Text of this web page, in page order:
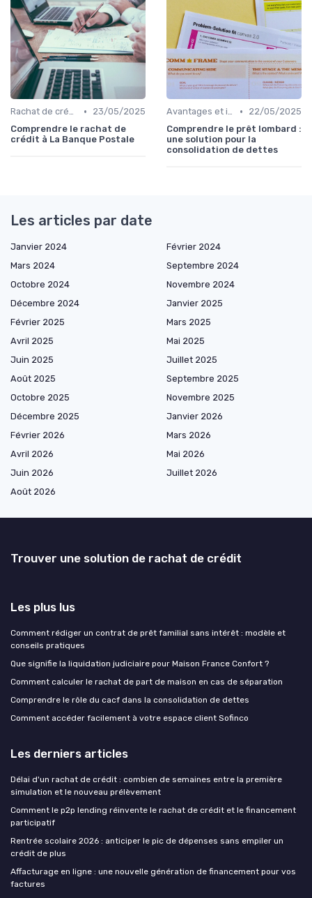
Rachat de crédit immobilier •
23/05/2025
Comprendre le rachat de
crédit à La Banque Postale
Avantages et inconvénients •
22/05/2025
Comprendre le prêt lombard :
une solution pour la
consolidation de dettes
Les articles par date
Janvier 2024
Février 2024
Mars 2024
Septembre 2024
Octobre 2024
Novembre 2024
Décembre 2024
Janvier 2025
Février 2025
Mars 2025
Avril 2025
Mai 2025
Juin 2025
Juillet 2025
Août 2025
Septembre 2025
Octobre 2025
Novembre 2025
Décembre 2025
Janvier 2026
Février 2026
Mars 2026
Avril 2026
Mai 2026
Juin 2026
Juillet 2026
Août 2026
Trouver une solution de rachat de crédit
Les plus lus
Comment rédiger un contrat de prêt familial sans intérêt : modèle et
conseils pratiques
Que signifie la liquidation judiciaire pour Maison France Confort ?
Comment calculer le rachat de part de maison en cas de séparation
Comprendre le rôle du cacf dans la consolidation de dettes
Comment accéder facilement à votre espace client Sofinco
Les derniers articles
Délai d'un rachat de crédit : combien de semaines entre la première
simulation et le nouveau prélèvement
Comment le p2p lending réinvente le rachat de crédit et le financement
participatif
Rentrée scolaire 2026 : anticiper le pic de dépenses sans empiler un
crédit de plus
Affacturage en ligne : une nouvelle génération de financement pour vos
factures